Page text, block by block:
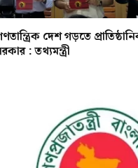
দেশ গড়তে
: তথ্যমন্ত্রী